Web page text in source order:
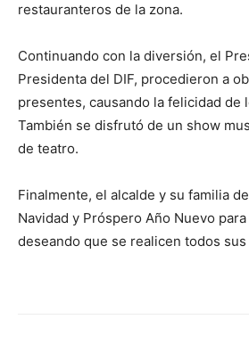
restauranteros de la zona.
Continuando con la diversión, el
Presidenta del DIF, procedieron a
presentes, causando la felicidad de
También se disfrutó de un show
de teatro.
Finalmente, el alcalde y su familia
Navidad y Próspero Año Nuevo
deseando que se realicen todos